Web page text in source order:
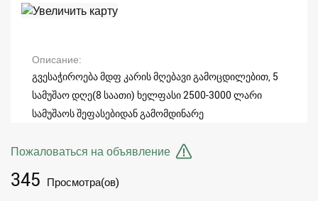
Описание
გვესაჭიროება მდფ კარის მღებავი გამოცდილებით, 5
სამუშაო დღე(8 საათი) ხელფასი 2500-3000 ლარი
სამუშაოს შეფასებიდან გამომდინარე
Пожаловаться на объявление
345 Просмотра(ов)